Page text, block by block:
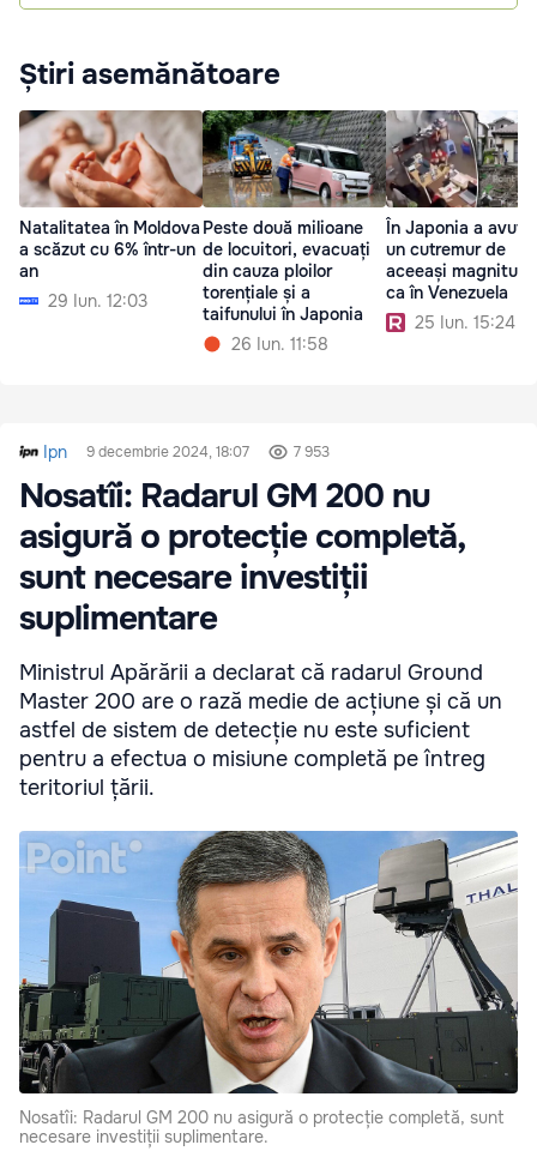
Știri asemănătoare
Natalitatea în Moldova
a scăzut cu 6% într-un
an
29 Iun. 12:03
Peste două milioane
de locuitori, evacuați
din cauza ploilor
torențiale și a
taifunului în Japonia
26 Iun. 11:58
În Japonia a avut
un cutremur de
aceeași
ca în Venezuela
25 Iun. 15:24
Ipn 9 decembrie 2024, 18:07 7 953
Nosatîi: Radarul GM 200 nu
asigură o protecție completă,
sunt necesare investiții
suplimentare
Ministrul Apărării a declarat că radarul Ground
Master 200 are o rază medie de acțiune și că un
astfel de sistem de detecție nu este suficient
pentru a efectua o misiune completă pe întreg
teritoriul țării.
Nosatîi: Radarul GM 200 nu asigură o protecție completă, sunt
necesare investiții suplimentare.